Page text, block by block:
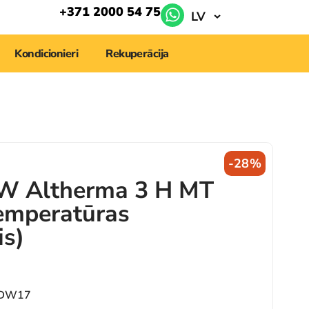
+371 2000 54 75 LV
Kondicionieri Rekuperācija
-28%
Altherma 3 H MT